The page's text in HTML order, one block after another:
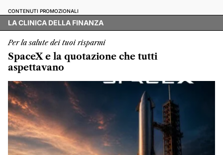
CONTENUTI PROMOZIONALI
LA CLINICA DELLA FINANZA
Per la salute dei tuoi risparmi
SpaceX e la quotazione che tutti
aspettavano